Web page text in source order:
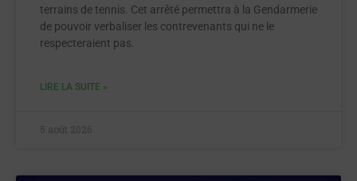
terrains de tennis. Cet arrêté permettra à la Gendarmerie
de pouvoir verbaliser les contrevenants qui ne le
respecteraient pas.
LIRE LA SUITE »
5 août 2026